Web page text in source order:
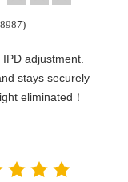
adjustment.
stays securely
eliminated！